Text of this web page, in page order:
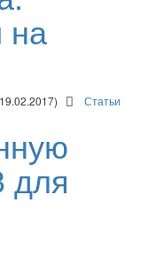
на
Статьи
для